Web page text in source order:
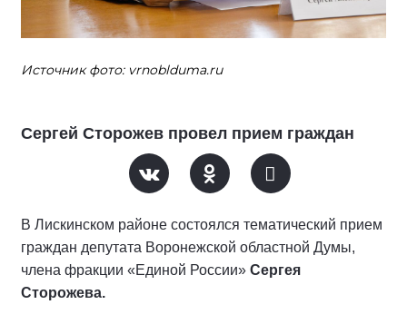
Источник фото: vrnoblduma.ru
Сергей Сторожев провел прием граждан
В Лискинском районе состоялся тематический прием
граждан депутата Воронежской областной Думы,
члена фракции «Единой России» Сергея
Сторожева.